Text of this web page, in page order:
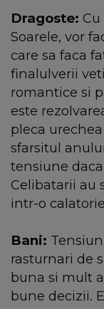
Dragoste: Cu
Soarele, vor
care sa faca
finalulverii
romantice si
este
pleca
sfarsitul
tensiune
Celibatarii au
intr-o
Bani:
rasturnari de
buna si mult
bune decizii.